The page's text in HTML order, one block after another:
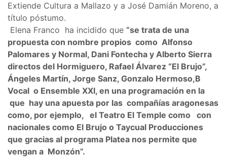
Extiende Cultura a Mallazo y a José Damián Moreno, a
título póstumo.
Elena Franco ha incidido que “se trata de una
propuesta con nombre propios como Alfonso
Palomares y Normal, Dani Fontecha y Alberto Sierra
directos del Hormiguero, Rafael Álvarez “El Brujo”,
Ángeles Martín, Jorge Sanz, Gonzalo Hermoso,B
Vocal o Ensemble XXI, en una programación en la
que hay una apuesta por las compañías aragonesas
como, por ejemplo, el Teatro El Temple como con
nacionales como El Brujo o Taycual Producciones
que gracias al programa Platea nos permite que
vengan a Monzón”.